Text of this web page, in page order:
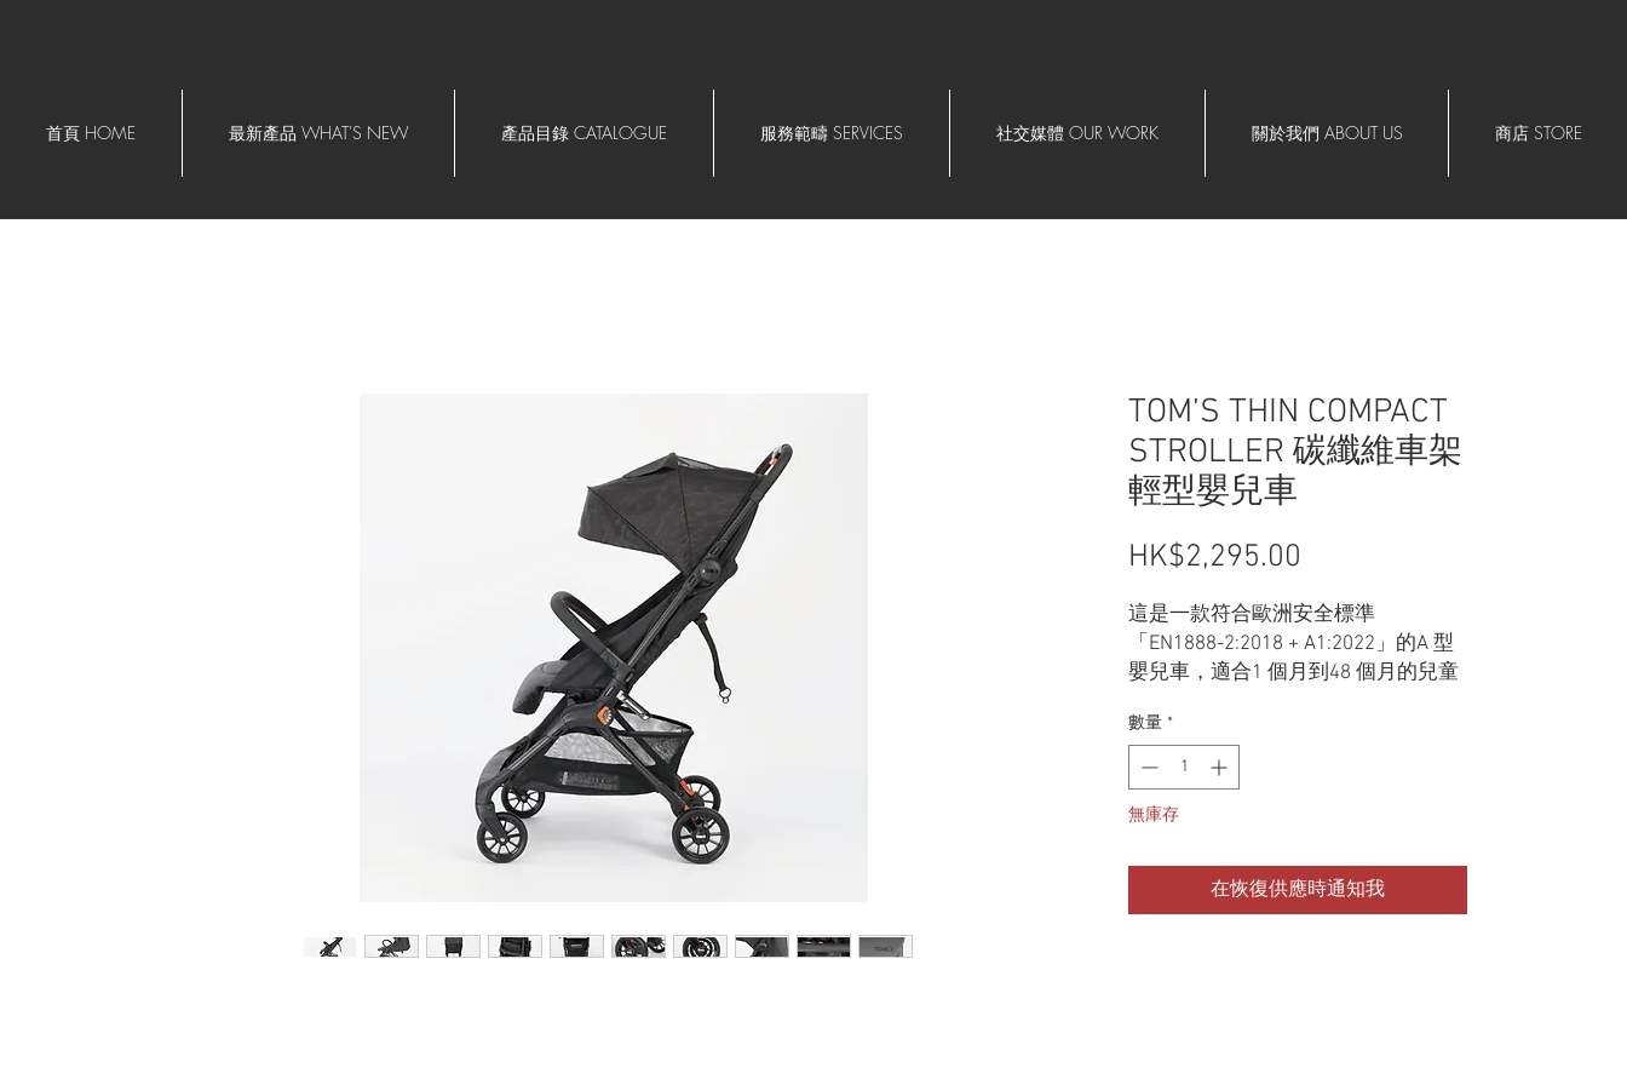
首頁 HOME 最新產品 WHAT'S NEW 產品目錄 CATALOGUE 服務範疇 SERVICES 社交媒體 OUR WORK 關於我們 ABOUT US 商店 STORE
TOM’S THIN COMPACT
STROLLER 碳纖維車架
輕型嬰兒車
HK$2,295.00
這是一款符合歐洲安全標準
「EN1888-2:2018 + A1:2022」的A 型
嬰兒車，適合1 個月到48 個月的兒童
質高剛性車身上安裝了經過特殊調校
的懸吊彈簧。這是體現「TOM’S」的
終極嬰兒車，著重孩子的舒適度和使
用者的易用性。
產品特點:
數量 *
無庫存
在恢復供應時通知我